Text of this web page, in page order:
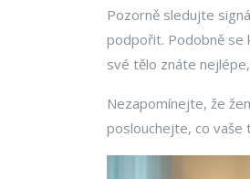
Pozorně sledujte
podpořit. Podobně se
své tělo znáte
Nezapomínejte, že
poslouchejte, co vaše